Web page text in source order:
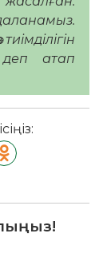
деп атап